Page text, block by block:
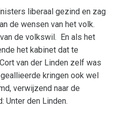
liberaal gezind en zag
de wensen van het volk.
de volkswil. En als het
het kabinet dat te
van der Linden zelf was
kringen ook wel
verwijzend naar de
Unter den Linden.